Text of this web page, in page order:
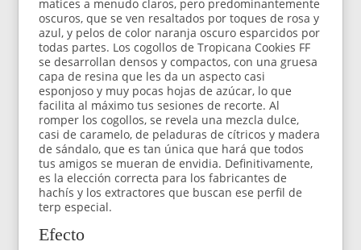
matices a menudo claros, pero predominantemente
oscuros, que se ven resaltados por toques de rosa y
azul, y pelos de color naranja oscuro esparcidos por
todas partes. Los cogollos de Tropicana Cookies FF
se desarrollan densos y compactos, con una gruesa
capa de resina que les da un aspecto casi
esponjoso y muy pocas hojas de azúcar, lo que
facilita al máximo tus sesiones de recorte. Al
romper los cogollos, se revela una mezcla dulce,
casi de caramelo, de peladuras de cítricos y madera
de sándalo, que es tan única que hará que todos
tus amigos se mueran de envidia. Definitivamente,
es la elección correcta para los fabricantes de
hachís y los extractores que buscan ese perfil de
terp especial.
Efecto